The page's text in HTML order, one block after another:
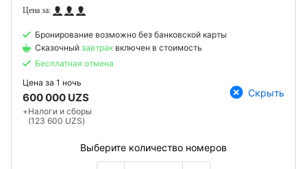
Бронирование возможно без банковской карты
Сказочный завтрак включен в стоимость
Бесплатная отмена
Цена за 1 ночь
600 000 UZS
+Налоги и сборы
(123 600 UZS)
Скрыть
Выберите количество номеров